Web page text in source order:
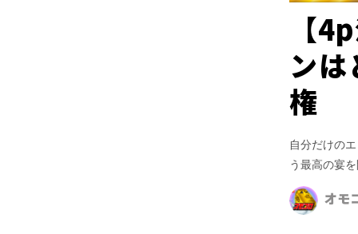
【
ン
権
自分だけの
う最高の宴
オモ